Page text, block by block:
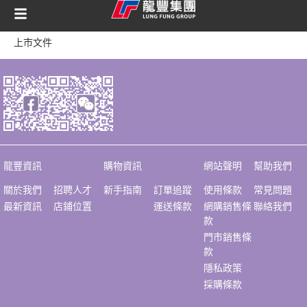
content
上市文件
龍豐資訊 購物資訊 網站聲明 幫助我們
關於我們
最新資訊
招聘人才
店鋪位置
新手指南
訂單追蹤
運送條款
使用條款
網購銷售條
款
門市銷售條
款
隱私政策
採購條款
常見問題
聯絡我們